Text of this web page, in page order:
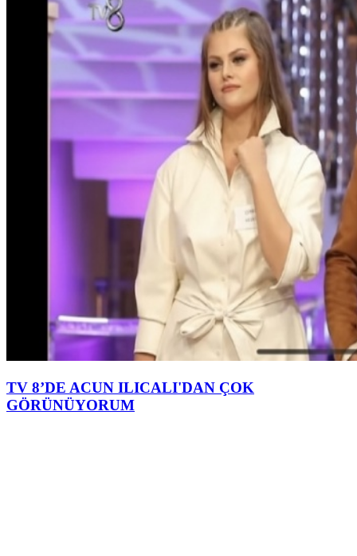
TV 8’DE ACUN ILICALI'DAN ÇOK
GÖRÜNÜYORUM